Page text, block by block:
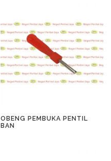
OBENG PEMBUKA PENTIL
BAN